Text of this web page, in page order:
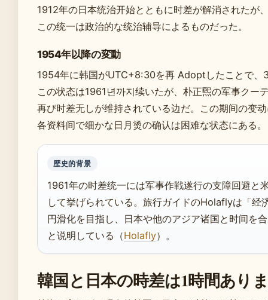
1912年の日本统治开始とともに时差が解消されたが
この统一は政治的な统治辅导によるものだった。
1954年以降の変動
1954年に韩国がUTC+8:30を再 Adoptしたことで、
この状态は1961년까지续いたが、朴正煕の军事クー
再び时差无しが维持されている边だ。この期间の变
各资料间で细かな日月烫の确认は困难な状态にある。
歴史的背景
1961年の时差统一には军事作戦遂行の支障回避と
して挙げられている。旅行ガイドのHolaflyは「经
円滑化を目指し、日本や他のアジア诸国と时间を
と说明している（Holafly）。
韓国と日本の時差は1時間あり